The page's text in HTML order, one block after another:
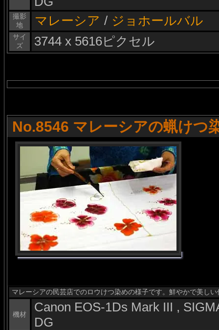
撮影
地
マレーシア / ジョホールバル
サイ
ズ
3744 x 5616ピクセル
No.8546 マレーシアの蝋けつ
マレーシアの民芸店でのロウけつ染めの様子です。鮮やかで美し
機材
Canon EOS-1Ds Mark III ,
DG